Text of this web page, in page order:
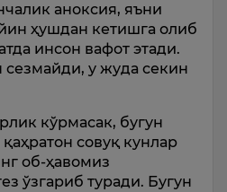
аноксия, яъни
ҳушдан кетишга олиб
инсон вафот этади.
у жуда секин
кўрмасак, бугун
совуқ кунлар
об-ҳавомиз
ўзгариб туради. Бугун